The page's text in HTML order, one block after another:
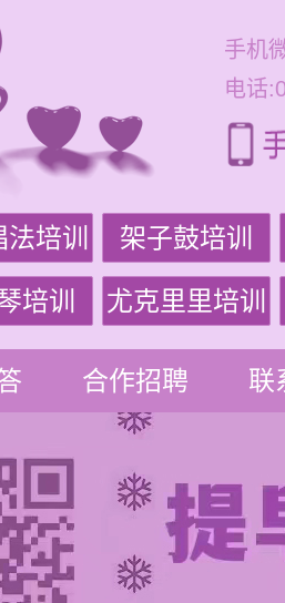
手机
电话
培训 架子鼓培训
培训 尤克里里培训
合作招聘 联